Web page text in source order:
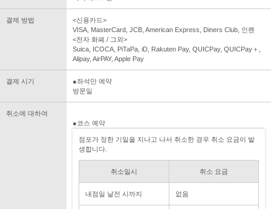
결제 방법
<신용카드>
VISA, MasterCard, JCB, American Express, Diners Club, 인롄
<전자 화폐 / 그외>
Suica, ICOCA, PiTaPa, iD, Rakuten Pay, QUICPay, QUICPay＋,
Alipay, AirPAY, Apple Pay
결제 시기
●좌석만 예약
방문일
취소에 대하여
●코스 예약
점포가 정한 기일을 지나고 나서 취소한 경우 취소 요금이 발
생합니다.
취소일시 취소 요금
내점일 날전 시까지 없음